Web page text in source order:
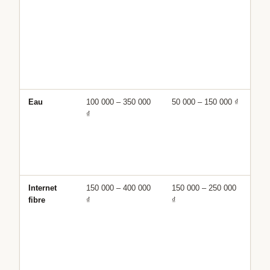
Eau
100 000 – 350 000
₫
50 000 – 150 000 ₫
Internet
fibre
150 000 – 400 000
₫
150 000 – 250 000
₫